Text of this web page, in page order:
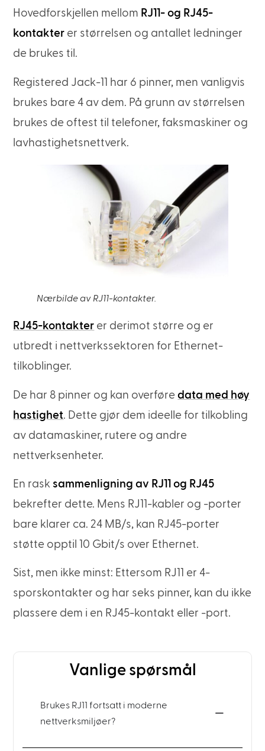
Hovedforskjellen mellom RJ11- og RJ45-
kontakter er størrelsen og antallet ledninger
de brukes til.
Registered Jack-11 har 6 pinner, men vanligvis
brukes bare 4 av dem. På grunn av størrelsen
brukes de oftest til telefoner, faksmaskiner og
lavhastighetsnettverk.
Nærbilde av RJ11-kontakter.
RJ45-kontakter er derimot større og er
utbredt i nettverkssektoren for Ethernet-
tilkoblinger.
De har 8 pinner og kan overføredata med høy
hastighet. Dette gjør dem ideelle for tilkobling
av datamaskiner, rutere og andre
nettverksenheter.
En rask sammenligning av RJ11 og RJ45
bekrefter dette. Mens RJ11-kabler og -porter
bare klarer ca. 24 MB/s, kan RJ45-porter
støtte opptil 10 Gbit/s over Ethernet.
Sist, men ikke minst: Ettersom RJ11 er 4-
sporskontakter og har seks pinner, kan du ikke
plassere dem i en RJ45-kontakt eller -port.
Vanlige spørsmål
Brukes RJ11 fortsatt i moderne
nettverksmiljøer?